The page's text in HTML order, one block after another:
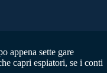
appena sette gare
capri espiatori, se i conti